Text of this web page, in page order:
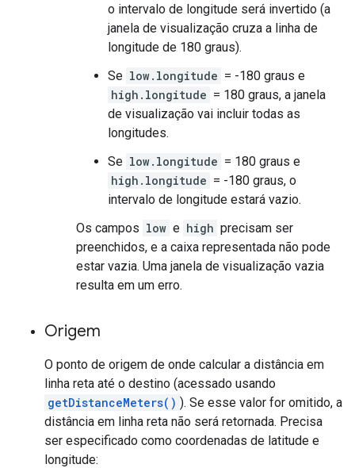
o intervalo de longitude será invertido (a
janela de visualização cruza a linha de
longitude de 180 graus).
Se low.longitude = -180 graus e
high.longitude = 180 graus, a janela
de visualização vai incluir todas as
longitudes.
Se low.longitude = 180 graus e
high.longitude = -180 graus, o
intervalo de longitude estará vazio.
Os campos low e high precisam ser
preenchidos, e a caixa representada não pode
estar vazia. Uma janela de visualização vazia
resulta em um erro.
Origem
O ponto de origem de onde calcular a distância em
linha reta até o destino (acessado usando
getDistanceMeters() ). Se esse valor for omitido, a
distância em linha reta não será retornada. Precisa
ser especificado como coordenadas de latitude e
longitude: